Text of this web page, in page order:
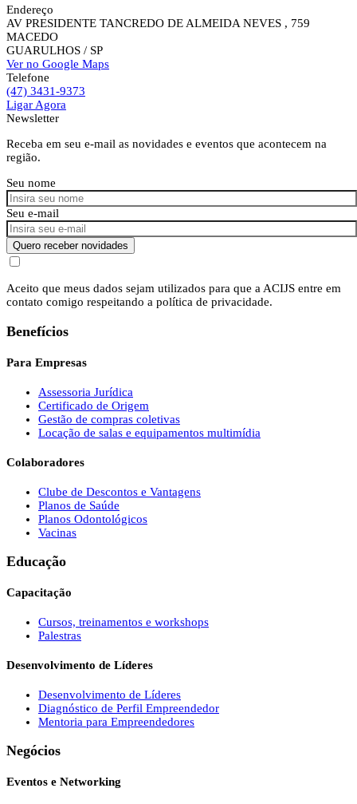
Endereço
AV PRESIDENTE TANCREDO DE ALMEIDA NEVES , 759
MACEDO
GUARULHOS / SP
Ver no Google Maps
Telefone
(47) 3431-9373
Ligar Agora
Newsletter
Receba em seu e-mail as novidades e eventos que acontecem na
região.
Seu nome
Seu e-mail
Quero receber novidades
Aceito que meus dados sejam utilizados para que a ACIJS entre em
contato comigo respeitando a política de privacidade.
Benefícios
Para Empresas
Assessoria Jurídica
Certificado de Origem
Gestão de compras coletivas
Locação de salas e equipamentos multimídia
Colaboradores
Clube de Descontos e Vantagens
Planos de Saúde
Planos Odontológicos
Vacinas
Educação
Capacitação
Cursos, treinamentos e workshops
Palestras
Desenvolvimento de Líderes
Desenvolvimento de Líderes
Diagnóstico de Perfil Empreendedor
Mentoria para Empreendedores
Negócios
Eventos e Networking